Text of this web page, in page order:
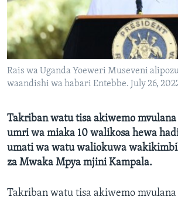
Rais wa Uganda Yoeweri Museveni
waandishi wa habari Entebbe. July 26,
Takriban watu tisa akiwemo
umri wa miaka 10 walikosa hewa
umati wa watu waliokuwa
za Mwaka Mpya mjini Kampala.
Takriban watu tisa akiwemo mvulana